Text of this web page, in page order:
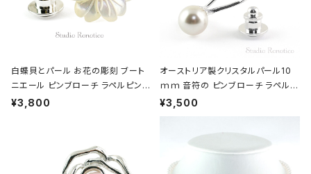
白蝶貝とパール お花の彫刻 ブート
ニエール ピンブローチ ラペルピン
タイタック ピンク swb-44
¥3,800
オーストリア製クリスタルパール10
ｍｍ 音符の ピンブローチ ラペルピ
ン ブートニエール ホワイト swb-21
¥3,500